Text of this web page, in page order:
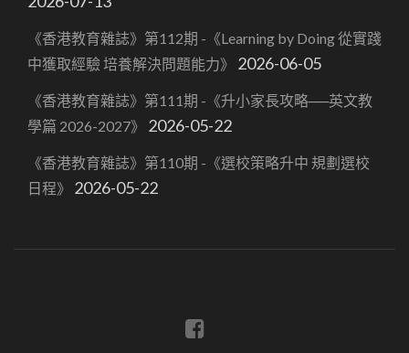
《香港教育雜誌》第112期 -《Learning by Doing 從實踐
中獲取經驗 培養解決問題能力》
2026-06-05
《香港教育雜誌》第111期 -《升小家長攻略──英文教
學篇 2026-2027》
2026-05-22
《香港教育雜誌》第110期 -《選校策略升中 規劃選校
日程》
2026-05-22